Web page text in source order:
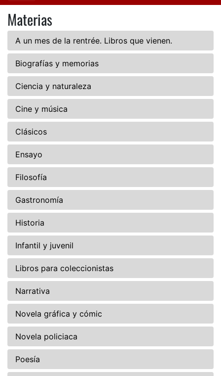
Materias
A un mes de la rentrée. Libros que vienen.
Biografías y memorias
Ciencia y naturaleza
Cine y música
Clásicos
Ensayo
Filosofía
Gastronomía
Historia
Infantil y juvenil
Libros para coleccionistas
Narrativa
Novela gráfica y cómic
Novela policiaca
Poesía